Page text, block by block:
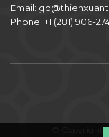
Email:
Phone: +1 (281) 906-
© Copyright